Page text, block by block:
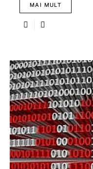
MAI MULT